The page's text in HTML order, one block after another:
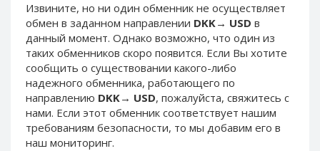
Извините, но ни один обменник не осуществляет
обмен в заданном направлении DKK→ USD в
данный момент. Однако возможно, что один из
таких обменников скоро появится. Если Вы хотите
сообщить о существовании какого-либо
надежного обменника, работающего по
направлению DKK→ USD, пожалуйста, свяжитесь с
нами. Если этот обменник соответствует нашим
требованиям безопасности, то мы добавим его в
наш мониторинг.
PayPal CHF
PayPal MYR
Webmoney WMZ
Webmoney WMR
Webmoney WME
Webmoney WMU
Webmoney WMK
PayPal CHF
PayPal MYR
Webmoney WMZ
Webmoney WMR
Webmoney WME
Webmoney WMU
Webmoney WMK